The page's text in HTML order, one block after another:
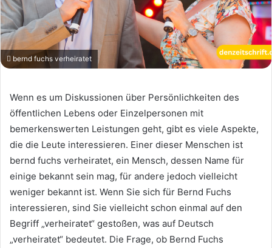
bernd fuchs verheiratet
Wenn es um Diskussionen über Persönlichkeiten des
öffentlichen Lebens oder Einzelpersonen mit
bemerkenswerten Leistungen geht, gibt es viele Aspekte,
die die Leute interessieren. Einer dieser Menschen ist
bernd fuchs verheiratet, ein Mensch, dessen Name für
einige bekannt sein mag, für andere jedoch vielleicht
weniger bekannt ist. Wenn Sie sich für Bernd Fuchs
interessieren, sind Sie vielleicht schon einmal auf den
Begriff „verheiratet“ gestoßen, was auf Deutsch
„verheiratet“ bedeutet. Die Frage, ob Bernd Fuchs